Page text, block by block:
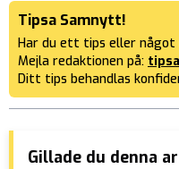
Tipsa Samnytt!
Har du ett tips eller
Mejla redaktionen på:
Ditt tips behandlas
Gillade du denna